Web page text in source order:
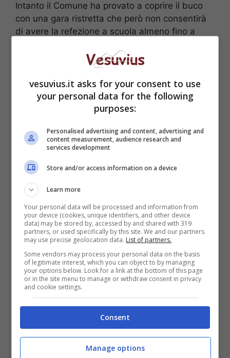
Intanto il Comune ha provato a coprire il buco
con una gara ristretta che però non consentirà
di avere la refezione a scuola almeno fino a
13 ottobre per farsi avanti e avranno poi altri
dieci giorni di tempo per presentare le loro
offerte. Anche se stesso il 23 ottobre verrà
aggiudicato il bando, vi vorrà poi un’altra
settimana per formalizzare i contratti ed ecco
Le mamme però non ci stanno: sono costrette a
fare i miracoli per poter prelevare i bambini a
scuola durante l’orario di lavoro e non tutte
possono permettersi di pagare una baby sitter.
sapere di chi è la colpa di questo ritardo e
vesuvius.it asks for your consent to use
your personal data for the following
purposes:
Personalised advertising and content, advertising and
content measurement, audience research and
services development
Store and/or access information on a device
Learn more
Your personal data will be processed and information from
your device (cookies, unique identifiers, and other device
data) may be stored by, accessed by and shared with 319
partners, or used specifically by this site. We and our partners
may use precise geolocation data. List of partners.
Some vendors may process your personal data on the basis
of legitimate interest, which you can object to by managing
your options below. Look for a link at the bottom of this page
or in the site menu to manage or withdraw consent in privacy
and cookie settings.
Consent
Manage options